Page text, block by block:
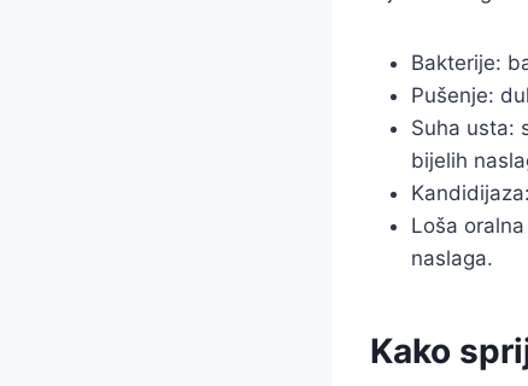
Bakterije:
Pušenje:
Suha usta:
bijelih
Loša
naslaga.
Kako